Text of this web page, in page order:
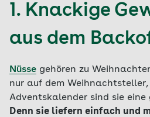
1. Knackige
aus dem
Nüsse gehören zu
nur auf dem Weihnachtsteller,
Adventskalender sind sie eine
Denn sie liefern einfach und